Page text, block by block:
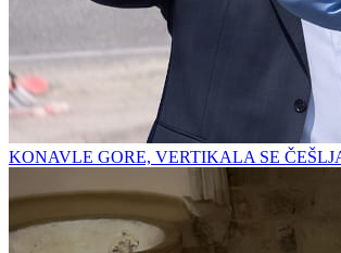
KONAVLE GORE, VERTIKALA SE